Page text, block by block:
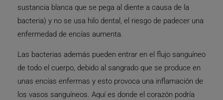
sustancia blanca que se pega al diente a causa de la
bacteria) y no se usa hilo dental, el riesgo de padecer una
enfermedad de encías aumenta.
Las bacterias además pueden entrar en el flujo sanguíneo
de todo el cuerpo, debido al sangrado que se produce en
unas encías enfermas y esto provoca una inflamación de
los vasos sanguíneos. Aquí es donde el corazón podría